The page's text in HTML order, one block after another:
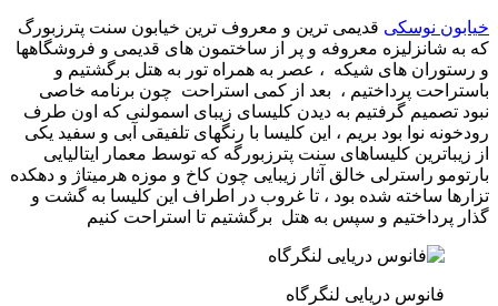
خیابون نوسکی قدیمی ترین و معروف ترین خیابون سنت پترزبورگ
که به شانزلیزه معروفه و پر از ساختمون های قدیمی و فروشگاهها
و رستوران های شیکه ، عصر به همراه تور به هتل برگشتیم و
باستراحت پرداختیم ، بعد از کمی استراحت چون برنامه خاصی
نبود تصمیم گرفتیم به دیدن کلیسای زیبای اسمولنی که اون طرف
رودخونه نوا بود بریم ، این کلیسا با رنگهای تلفیقی آبی و سفید یکی
از زیباترین کلیساهای سنت پترزبورگه که توسط معمار ایتالیایی
بارتومو راسترلی خالق آثار زیبایی چون کاخ و موزه هرمیتاژ و دهکده
تزارها ساخته شده بود ، تا غروب در اطراف این کلیسا به گشت و
گذار پرداختیم و سپس به هتل برگشتیم تا استراحت کنیم
فانوس دریایی لنگرگاه